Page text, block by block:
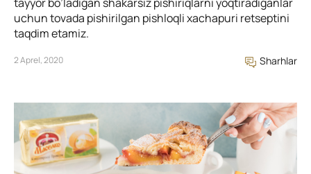
tayyor bo’ladigan shakarsiz pishiriqlarni yoqtiradiganlar
uchun tovada pishirilgan pishloqli xachapuri retseptini
taqdim etamiz.
2 Aprel, 2020 Sharhlar